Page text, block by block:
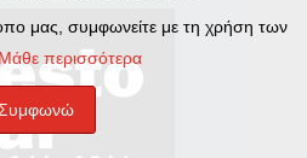
μας, συμφωνείτε με τη χρήση των
Μάθε περισσότερα